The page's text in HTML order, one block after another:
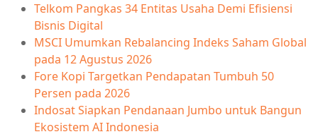
Telkom Pangkas 34 Entitas Usaha Demi Efisiensi
Bisnis Digital
MSCI Umumkan Rebalancing Indeks Saham Global
pada 12 Agustus 2026
Fore Kopi Targetkan Pendapatan Tumbuh 50
Persen pada 2026
Indosat Siapkan Pendanaan Jumbo untuk Bangun
Ekosistem AI Indonesia